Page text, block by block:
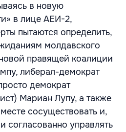
в новую
в лице АЕИ-2,
пытаются определить,
молдавского
правящей коалиции
либерал-демократ
демократ
Мариан Лупу, а также
сосуществовать и,
согласованно управлять